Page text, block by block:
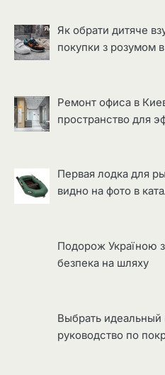
Як обрати дитяче
покупки з розумом
Ремонт офиса в
пространство для
Первая лодка для
видно на фото в
Подорож Україною з
безпека на шляху
Выбрать
руководство по